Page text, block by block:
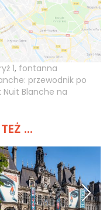
1, fontanna
przewodnik po
Nuit Blanche na
...